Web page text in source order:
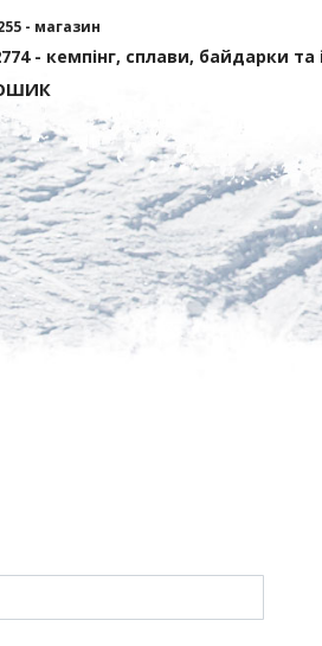
- магазин
- кемпінг, сплави, байдарки та